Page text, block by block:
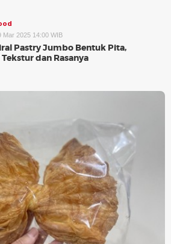
Mar 2025 14:00 WIB
Pastry Jumbo Bentuk Pita,
dan Rasanya